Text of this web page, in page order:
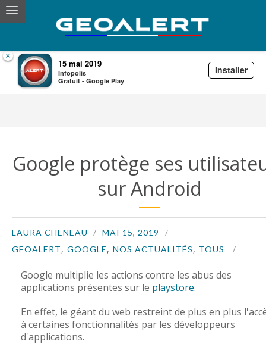
×
15 mai 2019
Infopolis
Gratuit - Google Play
Installer
Archives for 15 Mai,2019
Google protège ses
sur Android
LAURA CHENEAU
MAI 15, 2019
GEOALERT, GOOGLE, NOS ACTUALITÉS, TOUS
Google multiplie les actions contre les abus des
applications présentes sur le playstore.
En effet, le géant du web restreint de plus en plus
à certaines fonctionnalités par les développeurs
d'applications.